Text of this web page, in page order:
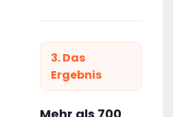
3. Das
Ergebnis